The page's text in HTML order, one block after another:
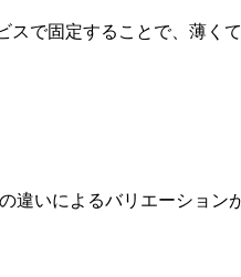
で固定することで、薄く
いによるバリエーショ